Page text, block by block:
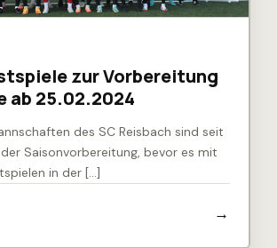
zur Vorbereitung
ab 25.02.2024
des SC Reisbach sind seit
Saisonvorbereitung, bevor es mit
in der […]